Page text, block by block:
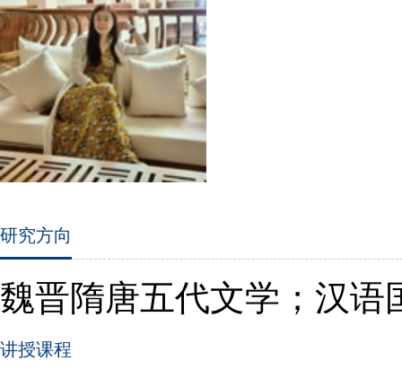
研究方向
魏晋隋唐五代文学；汉语
讲授课程